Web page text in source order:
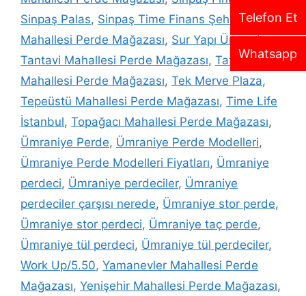
Telefon Et
Whatsapp
Sinpaş Palas, Sinpaş Time Finans Şehir ,Site
Mahallesi Perde Mağazası, Sur Yapı Ümraniye,
Tantavi Mahallesi Perde Mağazası, Tatlısu
Mahallesi Perde Mağazası, Tek Merve Plaza,
Tepeüstü Mahallesi Perde Mağazası, Time Life
İstanbul, Topağacı Mahallesi Perde Mağazası,
Ümraniye Perde, Ümraniye Perde Modelleri,
Ümraniye Perde Modelleri Fiyatları, Ümraniye
perdeci, Ümraniye perdeciler, Ümraniye
perdeciler çarşısı nerede, Ümraniye stor perde,
Ümraniye stor perdeci, Ümraniye taç perde,
Ümraniye tül perdeci, Ümraniye tül perdeciler,
Work Up/5.50, Yamanevler Mahallesi Perde
Mağazası, Yenişehir Mahallesi Perde Mağazası,